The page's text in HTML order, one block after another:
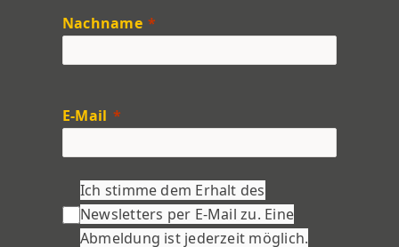
Nachname
E-Mail
Ich stimme dem Erhalt des
Newsletters per E-Mail zu. Eine
Abmeldung ist jederzeit möglich.